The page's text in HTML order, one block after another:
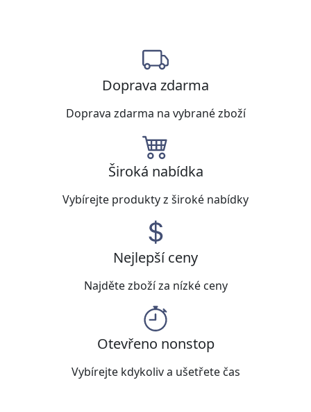
Doprava zdarma
Doprava zdarma na vybrané zboží
Široká nabídka
Vybírejte produkty z široké nabídky
Nejlepší ceny
Najděte zboží za nízké ceny
Otevřeno nonstop
Vybírejte kdykoliv a ušetřete čas